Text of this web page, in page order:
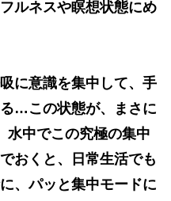
ルネスや瞑想状態にめ
に意識を集中して、手
…この状態が、まさに
水中でこの究極の集中
おくと、日常生活でも
、パッと集中モードに